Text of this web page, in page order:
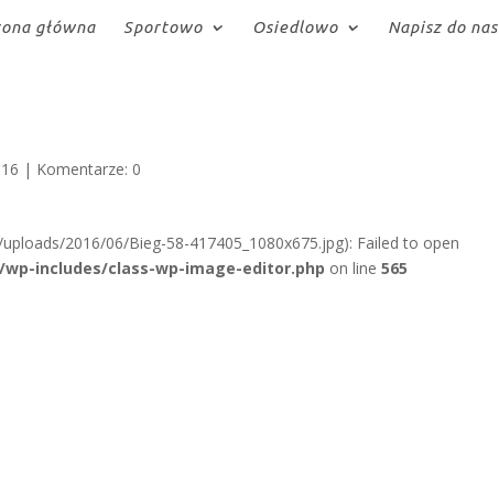
główna Sportowo Osiedlowo Napisz do nas
| Komentarze: 0
2016/06/Bieg-58-417405_1080x675.jpg): Failed to open
includes/class-wp-image-editor.php on line565